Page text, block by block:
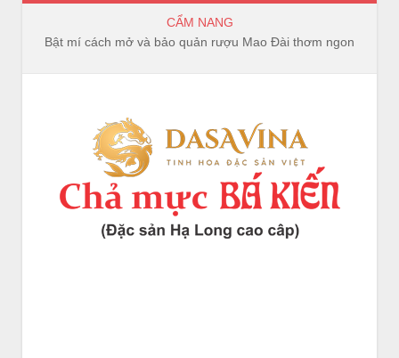
CẨM NANG
Bật mí cách mở và bảo quản rượu Mao Đài thơm ngon, trọn vị